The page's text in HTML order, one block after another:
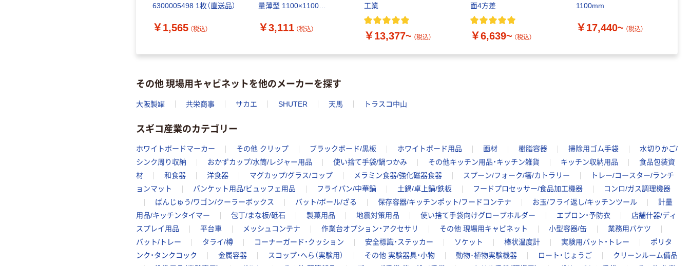
6300005498 1枚（直送品）
￥1,565 （税込）
量薄型 1100×1100
6167（直送品）
￥3,111 （税込）
工業
￥13,377~ （税込）
面4方差
￥6,639~ （税込）
1100mm
￥17,440~ （税込）
その他 現場用キャビネットを他のメーカーを探す
大阪製罐 共栄商事 サカエ SHUTER 天馬 トラスコ中山
スギコ産業のカテゴリー
ホワイトボードマーカー その他 クリップ ブラックボード/黒板 ホワイトボード用品 画材 樹脂容器 掃除用ゴム手袋
水切りかご/
シンク周り収納
おかずカップ/水筒/レジャー用品 使い捨て手袋/鍋つかみ その他キッチン用品・キッチン雑貨 キッチン収納用品
食品包装資
材
和食器 洋食器 マグカップ/グラス/コップ メラミン食器/強化磁器食器 スプーン/フォーク/箸/カトラリー
トレー/コースター/ランチ
ョンマット
バンケット用品/ビュッフェ用品 フライパン/中華鍋 土鍋/卓上鍋/鉄板 フードプロセッサー/食品加工機器
コンロ/ガス調理機器
ばんじゅう/ワゴン/クーラーボックス
バット/ボール/ざる 保存容器/キッチンポット/フードコンテナ お玉/フライ返し/キッチンツール
計量
用品/キッチンタイマー
包丁/まな板/砥石 製菓用品 地震対策用品 使い捨て手袋向けグローブホルダー エプロン・予防衣
店舗什器/ディ
スプレイ用品
平台車 メッシュコンテナ 作業台オプション・アクセサリ その他 現場用キャビネット 小型容器/缶
業務用バケツ
バット/トレー
タライ/樽 コーナーガード・クッション 安全標識・ステッカー ソケット 棒状温度計 実験用バット・トレー
ポリタ
ンク・タンクコック
金属容器 スコップ・へら（実験用） その他 実験器具・小物 動物･植物実験機器 ロート・じょうご
クリーンルーム備品